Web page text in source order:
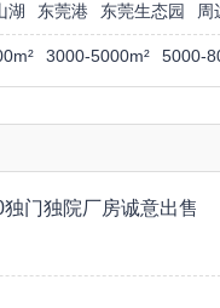
湖 东莞港 东莞生态园 周
3000-5000m² 5000-
门独院厂房诚意出售